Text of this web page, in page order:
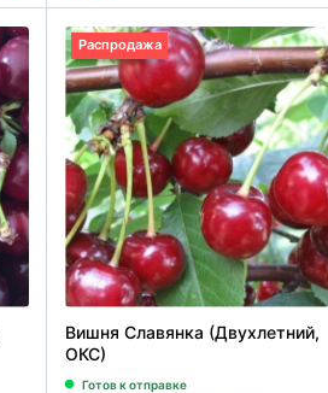
Вишня Славянка (Двухлетний,
ОКС)
Готов к отправке
Распродажа